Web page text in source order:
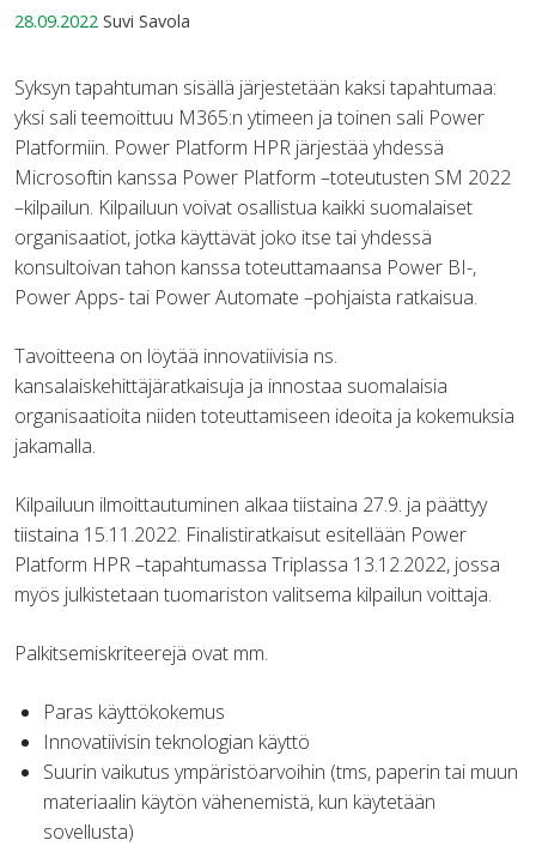
28.09.2022 Suvi Savola
Syksyn tapahtuman sisällä järjestetään kaksi tapahtumaa:
yksi sali teemoittuu M365:n ytimeen ja toinen sali Power
Platformiin. Power Platform HPR järjestää yhdessä
Microsoftin kanssa Power Platform –toteutusten SM 2022
–kilpailun. Kilpailuun voivat osallistua kaikki suomalaiset
organisaatiot, jotka käyttävät joko itse tai yhdessä
konsultoivan tahon kanssa toteuttamaansa Power BI-,
Power Apps- tai Power Automate –pohjaista ratkaisua.
Tavoitteena on löytää innovatiivisia ns.
kansalaiskehittäjäratkaisuja ja innostaa suomalaisia
organisaatioita niiden toteuttamiseen ideoita ja kokemuksia
jakamalla.
Kilpailuun ilmoittautuminen alkaa tiistaina 27.9. ja päättyy
tiistaina 15.11.2022. Finalistiratkaisut esitellään Power
Platform HPR –tapahtumassa Triplassa 13.12.2022, jossa
myös julkistetaan tuomariston valitsema kilpailun voittaja.
Palkitsemiskriteerejä ovat mm.
Paras käyttökokemus
Innovatiivisin teknologian käyttö
Suurin vaikutus ympäristöarvoihin (tms, paperin tai muun
materiaalin käytön vähenemistä, kun käytetään
sovellusta)